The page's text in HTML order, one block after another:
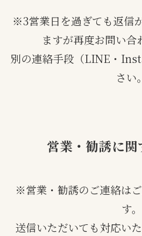
※3営業日を過ぎても返信
ますが再度お問い合
別の連絡手段（LINE・
さい。
営業・勧誘に関
※営業・勧誘のご連絡は
す。
送信いただいても対応い